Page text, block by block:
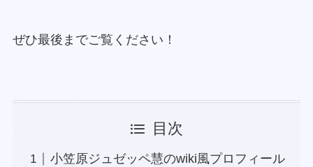
ぜひ最後までご覧ください！
目次
小笠原ジュゼッペ慧のwiki風プロフィール